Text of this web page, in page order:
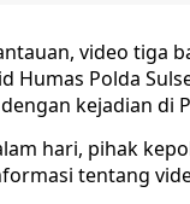
video tiga
Humas Polda
kejadian di
hari, pihak
tentang